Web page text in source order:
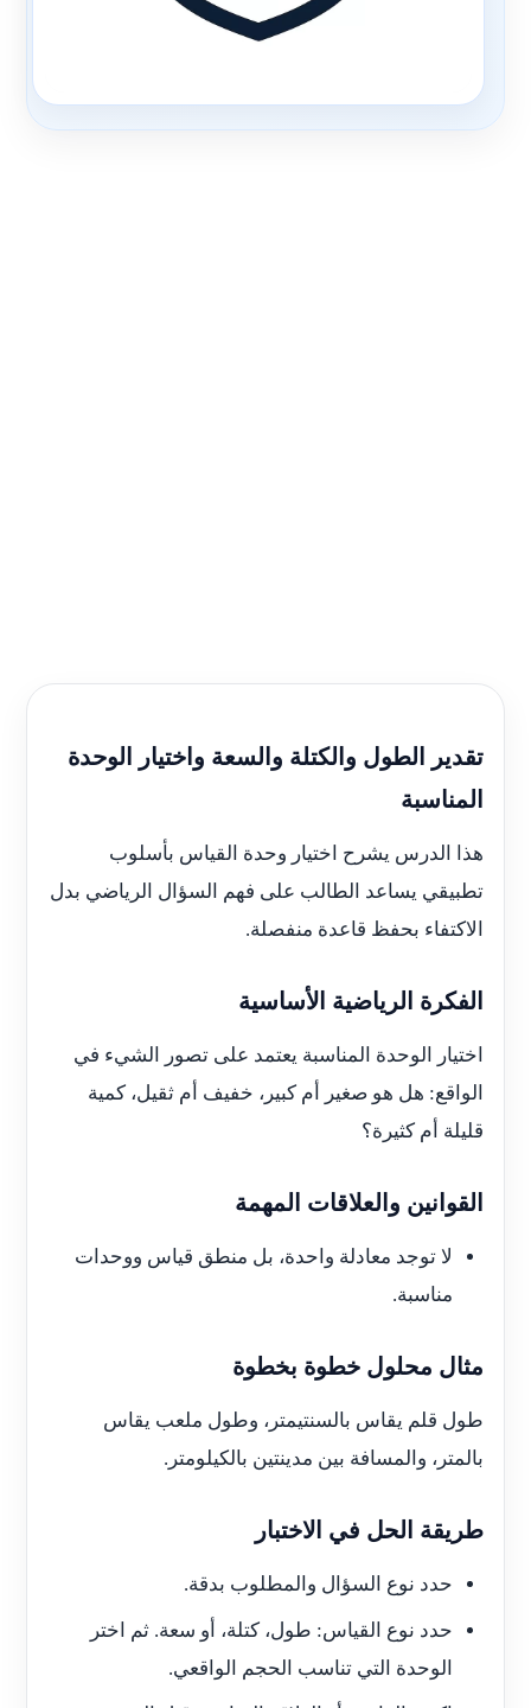
تقدير الطول والكتلة والسعة واختيار الوحدة
المناسبة
هذا الدرس يشرح اختيار وحدة القياس بأسلوب
تطبيقي يساعد الطالب على فهم السؤال الرياضي بدل
الاكتفاء بحفظ قاعدة منفصلة.
الفكرة الرياضية الأساسية
اختيار الوحدة المناسبة يعتمد على تصور الشيء في
الواقع: هل هو صغير أم كبير، خفيف أم ثقيل، كمية
قليلة أم كثيرة؟
القوانين والعلاقات المهمة
لا توجد معادلة واحدة، بل منطق قياس ووحدات
مناسبة.
مثال محلول خطوة بخطوة
طول قلم يقاس بالسنتيمتر، وطول ملعب يقاس
بالمتر، والمسافة بين مدينتين بالكيلومتر.
طريقة الحل في الاختبار
حدد نوع السؤال والمطلوب بدقة.
حدد نوع القياس: طول، كتلة، أو سعة. ثم اختر
الوحدة التي تناسب الحجم الواقعي.